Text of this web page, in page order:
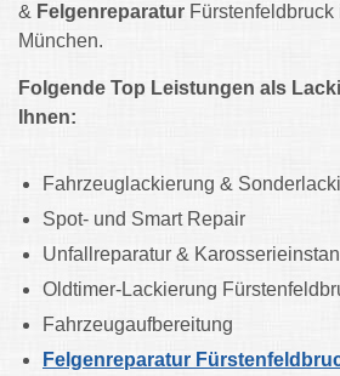
& Felgenreparatur Fürstenfeldbruck
München.
Folgende Top Leistungen als
Ihnen:
Fahrzeuglackierung &
Spot- und Smart Repair
Unfallreparatur &
Oldtimer-Lackierung
Fahrzeugaufbereitung
Felgenreparatur